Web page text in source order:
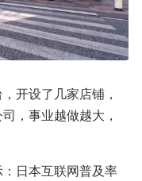
开设了几家店铺，
，事业越做越大，
日本互联网普及率